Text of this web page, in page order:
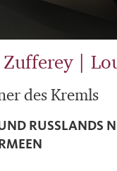
|
des Kremls
RUSSLANDS